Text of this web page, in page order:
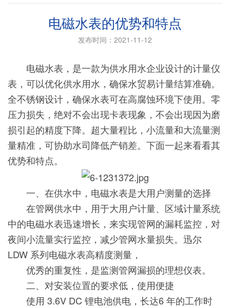
电磁水表的优势和特点
发布时间：2021-11-12
电磁水表，是一款为供水用水企业设计的计量仪
表，可以优化供水用水，确保水贸易计量结算准确。
全不锈钢设计，确保水表可在高腐蚀环境下使用。零
压力损失，绝对不会出现卡表现象，不会出现因为磨
损引起的精度下降。超大量程比，小流量和大流量测
量精准，可协助水司降低产销差。下面一起来看看其
优势和特点。
一、在供水中，电磁水表是大用户测量的选择
在管网供水中，用于大用户计量、区域计量系统
中的电磁水表迅速增长，来实现管网的漏耗监控，对
夜间小流量实行监控，减少管网水量损失。迅尔
LDW 系列电磁水表高精度测量，
优秀的重复性，是监测管网漏损的理想仪表。
二、对安装位置的要求低，使用便捷
使用 3.6V DC 锂电池供电，长达6 年的工作时